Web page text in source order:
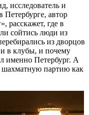
исследователь и
Петербурге, автор
расскажет, где в
сойтись люди из
из дворцов
и в клубы, и почему
именно Петербург. А
шахматную партию как